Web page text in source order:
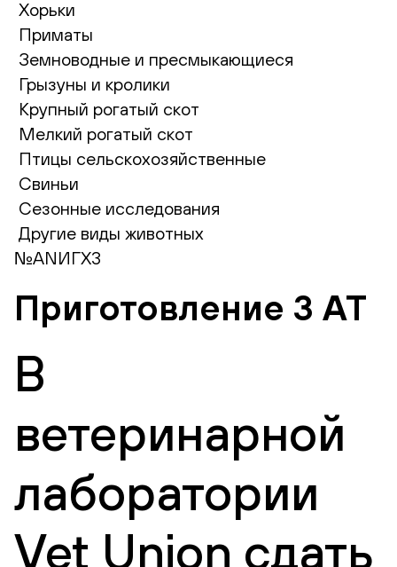
Хорьки
Приматы
Земноводные и пресмыкающиеся
Грызуны и кролики
Крупный рогатый скот
Мелкий рогатый скот
Птицы сельскохозяйственные
Свиньи
Сезонные исследования
Другие виды животных
№ANИГХ3
Приготовление 3 АТ
В
ветеринарной
лаборатории
Vet Union сдать